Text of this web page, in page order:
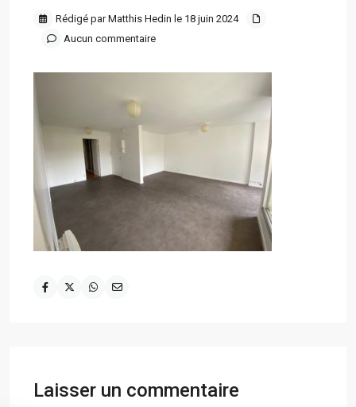
Rédigé par Matthis Hedin le 18 juin 2024
Aucun commentaire
Laisser un commentaire